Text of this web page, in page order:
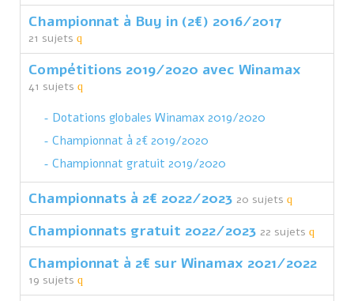
Championnat à Buy in (2€) 2016/2017
21 sujets
Compétitions 2019/2020 avec Winamax
41 sujets
Dotations globales Winamax 2019/2020
Championnat à 2€ 2019/2020
Championnat gratuit 2019/2020
Championnats à 2€ 2022/2023 20 sujets
Championnats gratuit 2022/2023 22 sujets
Championnat à 2€ sur Winamax 2021/2022
19 sujets